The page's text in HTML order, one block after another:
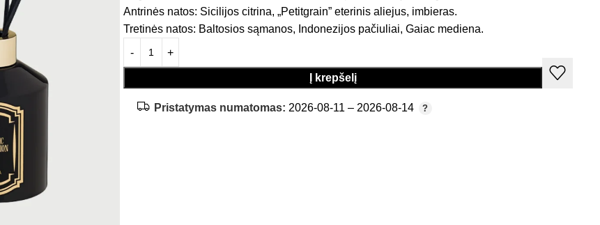
Antrinės natos: Sicilijos citrina, „Petitgrain” eterinis aliejus, imbieras.
Tretinės natos: Baltosios sąmanos, Indonezijos pačiuliai, Gaiac mediena.
Į krepšelį
Pristatymas numatomas: 2026-08-11 – 2026-08-14